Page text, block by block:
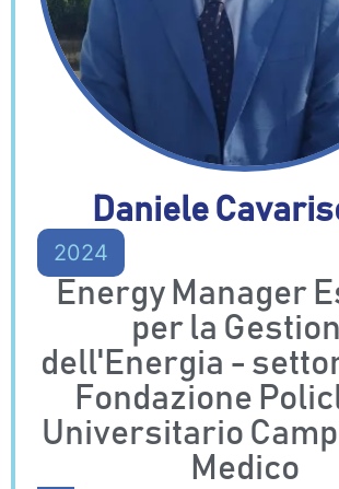
Daniele
2024
Energy Manager
per la
dell'Energia -
Fondazione
Universitario
Medico